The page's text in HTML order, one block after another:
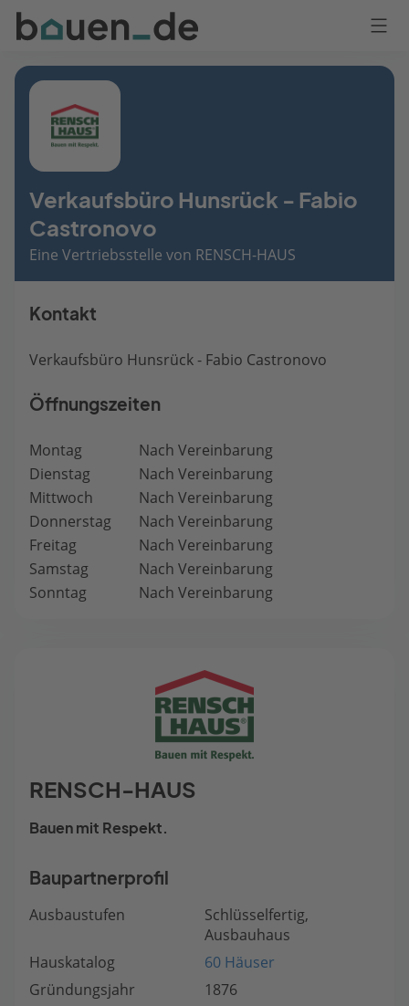
Bauen
Logo
Anmelden
Verkaufsbüro Hunsrück - Fabio
Castronovo
Eine Vertriebsstelle von RENSCH-HAUS
Kontakt
Verkaufsbüro Hunsrück - Fabio Castronovo
Öffnungszeiten
Montag
Nach Vereinbarung
Dienstag
Nach Vereinbarung
Mittwoch
Nach Vereinbarung
Donnerstag
Nach Vereinbarung
Freitag
Nach Vereinbarung
Samstag
Nach Vereinbarung
Sonntag
Nach Vereinbarung
RENSCH-HAUS
Bauen mit Respekt.
Baupartnerprofil
Ausbaustufen
Schlüsselfertig,
Ausbauhaus
Hauskatalog
60 Häuser
Gründungsjahr
1876